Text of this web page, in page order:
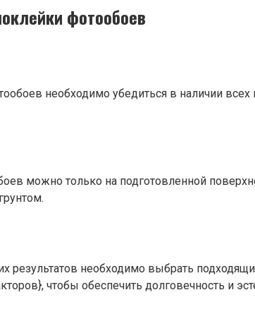
фотообоев
необходимо убедиться в наличии
можно только на подготовленной
результатов необходимо выбрать
чтобы обеспечить долговечность и